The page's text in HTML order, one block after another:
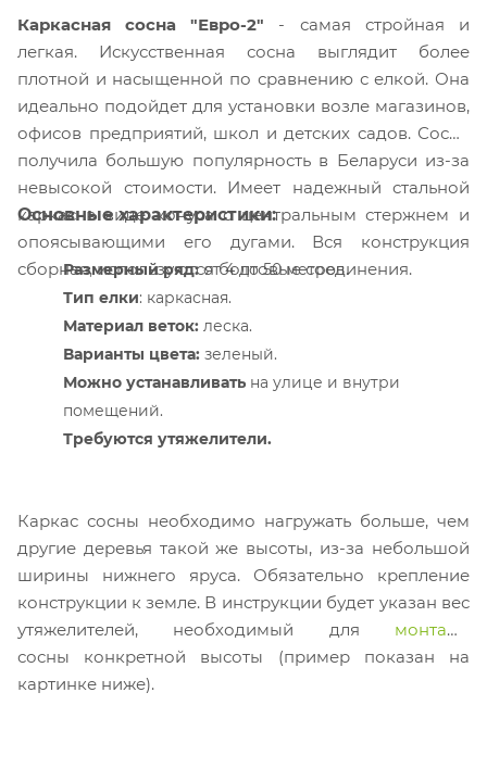
Каркасная сосна "Евро-2" - самая стройная и
легкая. Искусственная сосна выглядит более
плотной и насыщенной по сравнению с елкой. Она
идеально подойдет для установки возле магазинов,
офисов предприятий, школ и детских садов. Сосна
получила большую популярность в Беларуси из-за
невысокой стоимости. Имеет надежный стальной
каркас в виде конуса с центральным стержнем и
опоясывающими его дугами. Вся конструкция
сборная, используются болтовые соединения.
Основные характеристики:
Размерный ряд:от 4 до 50 метров.
Тип елки: каркасная.
Материал веток: леска.
Варианты цвета: зеленый.
Можно устанавливать на улице и внутри
помещений.
Требуются утяжелители.
Каркас сосны необходимо нагружать больше, чем
другие деревья такой же высоты, из-за небольшой
ширины нижнего яруса. Обязательно крепление
конструкции к земле. В инструкции будет указан вес
утяжелителей, необходимый для монтажа
сосны конкретной высоты (пример показан на
картинке ниже).